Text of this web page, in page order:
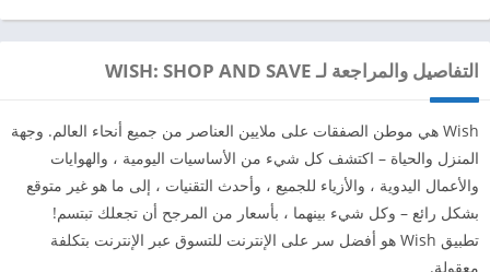
التفاصيل والمراجعة لـ WISH: SHOP AND SAVE
Wish هي موطن الصفقات على ملايين العناصر من جميع أنحاء العالم. وجهة
المنزل والحياة – اكتشف كل شيء من الأساسيات اليومية ، والهوايات
والأعمال اليدوية ، والأزياء للجميع ، وأحدث التقنيات ، إلى ما هو غير متوقع
بشكل رائع – وكل شيء بينهما ، بأسعار من المرجح أن تجعلك تبتسم!
تطبيق Wish هو أفضل سر على الإنترنت للتسوق عبر الإنترنت بتكلفة
معقولة.